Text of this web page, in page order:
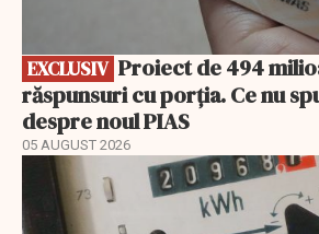
EXCLUSIV
răspunsuri cu porția. Ce nu
despre noul PIAS
05 AUGUST 2026